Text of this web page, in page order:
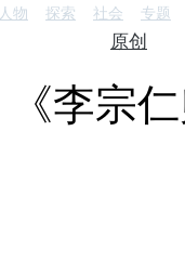
人物 探索 社会 专题
原创
《李宗